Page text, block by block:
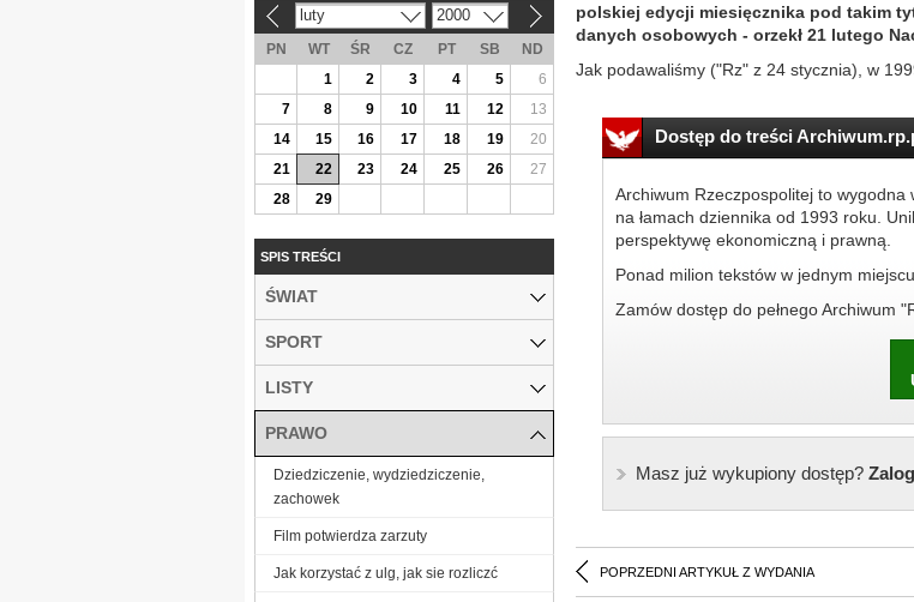
polskiej edycji miesięcznika pod takim
danych osobowych - orzekł 21 lutego
Jak podawaliśmy ("Rz" z 24 stycznia), w
Dostęp do treści
Archiwum Rzeczpospolitej to
na łamach dziennika od 1993 roku.
perspektywę ekonomiczną i prawną.
Ponad milion tekstów w jednym miejscu.
Zamów dostęp do pełnego Archiwum
Masz już wykupiony dostęp?
POPRZEDNI ARTYKUŁ Z WYDANIA
luty 2000
PN WT ŚR CZ PT SB
ND
1
2 3 4 5
6
7
8 9 10 11 12
13
14
15 16 17 18 19
20
21
22 23 24 25 26
27
28
29
SPIS TREŚCI
ŚWIAT
SPORT
LISTY
PRAWO
Dziedziczenie, wydziedziczenie,
zachowek
Film potwierdza zarzuty
Jak korzystać z ulg, jak sie rozliczć